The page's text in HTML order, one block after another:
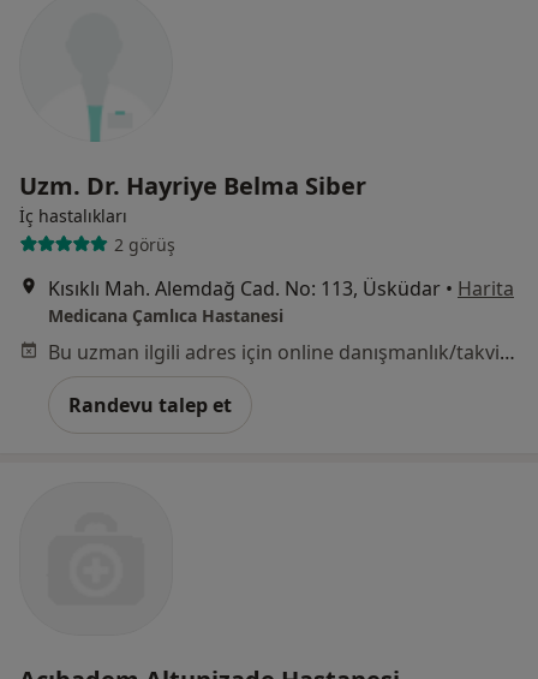
Uzm. Dr. Hayriye Belma Siber
İç hastalıkları
2 görüş
Kısıklı Mah. Alemdağ Cad. No: 113, Üsküdar • Harita
Medicana Çamlıca Hastanesi
Bu uzman ilgili adres için online danışmanlık/takvim sunmuyor.
Randevu talep et